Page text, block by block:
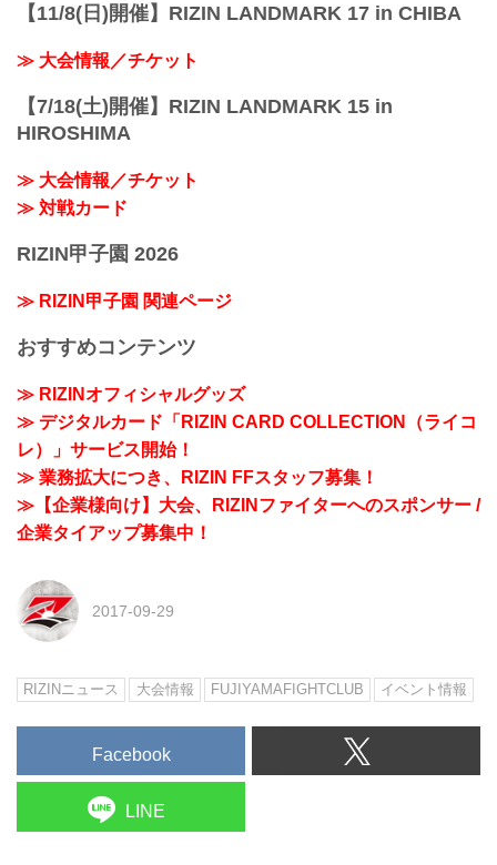
【11/8(日)開催】RIZIN LANDMARK 17 in CHIBA
≫ 大会情報／チケット
【7/18(土)開催】RIZIN LANDMARK 15 in
HIROSHIMA
≫ 大会情報／チケット
≫ 対戦カード
RIZIN甲子園 2026
≫ RIZIN甲子園 関連ページ
おすすめコンテンツ
≫ RIZINオフィシャルグッズ
≫ デジタルカード「RIZIN CARD COLLECTION（ライコ
レ）」サービス開始！
≫ 業務拡大につき、RIZIN FFスタッフ募集！
≫【企業様向け】大会、RIZINファイターへのスポンサー /
企業タイアップ募集中！
2017-09-29
RIZINニュース 大会情報 FUJIYAMAFIGHTCLUB イベント情報
Facebook
LINE